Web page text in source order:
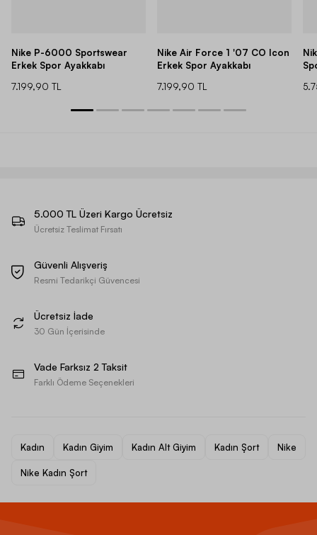
Nike P-6000 Sportswear
Erkek Spor Ayakkabı
7.199,90 TL
Nike Air Force 1 '07 CO Icon
Erkek Spor Ayakkabı
7.199,90 TL
5.000 TL Üzeri Kargo Ücretsiz
Ücretsiz Teslimat Fırsatı
Güvenli Alışveriş
Resmi Tedarikçi Güvencesi
Ücretsiz İade
30 Gün İçerisinde
Vade Farksız 2 Taksit
Farklı Ödeme Seçenekleri
Kadın Kadın Giyim Kadın Alt Giyim Kadın Şort Nike
Nike Kadın Şort